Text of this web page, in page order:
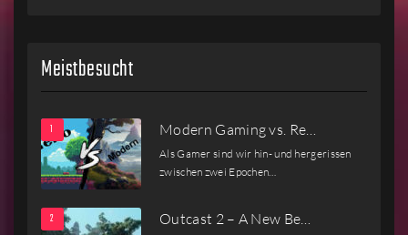
Meistbesucht
Modern Gaming vs. Re…
Als Gamer sind wir hin- und hergerissen
zwischen zwei Epochen…
Outcast 2 – A New Be…